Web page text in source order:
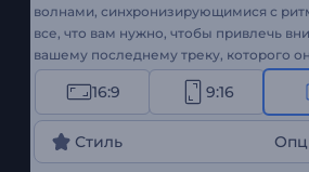
волнами, синхронизирующимися с
все, что вам нужно, чтобы привлечь
вашему последнему треку, которого он
заслуживает. Добавьте название песни
исполнителя, загрузите аудиотрек и
продвигайте свой минимальный, но
высококлассный визуализатор на
музыкальных платформах. Идеально
16:9 9:16
Стиль